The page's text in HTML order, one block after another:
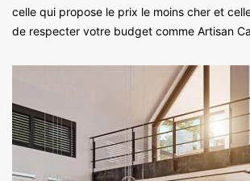
celle qui propose le prix le moins cher et
de respecter votre budget comme Artisan